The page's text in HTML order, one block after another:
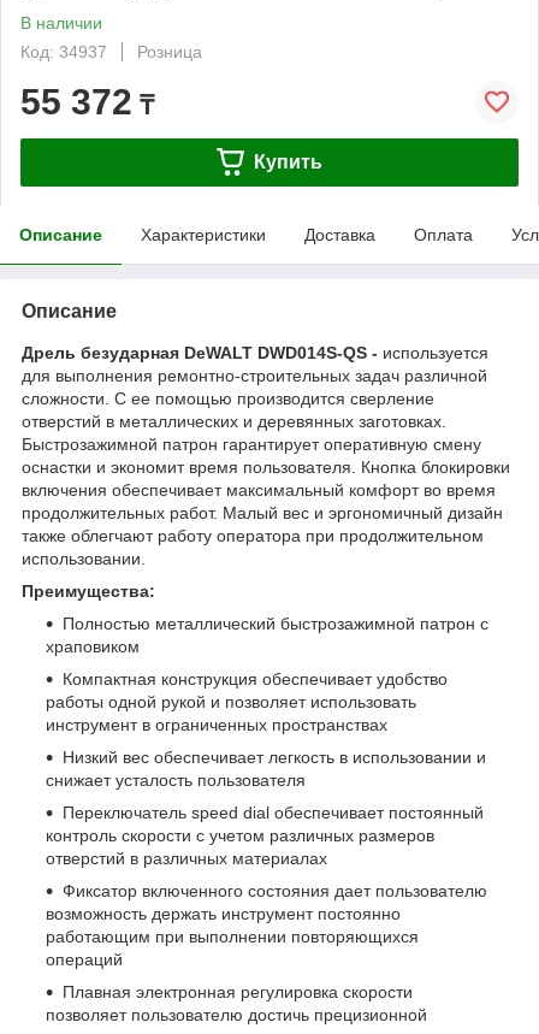
В наличии
Код: 34937
Розница
55 372 ₸
Купить
Описание Характеристики Доставка Оплата
Описание
Дрель безударная DeWALT DWD014S-QS - используется
для выполнения ремонтно-строительных задач различной
сложности. С ее помощью производится сверление
отверстий в металлических и деревянных заготовках.
Быстрозажимной патрон гарантирует оперативную смену
оснастки и экономит время пользователя. Кнопка блокировки
включения обеспечивает максимальный комфорт во время
продолжительных работ. Малый вес и эргономичный дизайн
также облегчают работу оператора при продолжительном
использовании.
Преимущества:
Полностью металлический быстрозажимной патрон с
храповиком
Компактная конструкция обеспечивает удобство
работы одной рукой и позволяет использовать
инструмент в ограниченных пространствах
Низкий вес обеспечивает легкость в использовании и
снижает усталость пользователя
Переключатель speed dial обеспечивает постоянный
контроль скорости с учетом различных размеров
отверстий в различных материалах
Фиксатор включенного состояния дает пользователю
возможность держать инструмент постоянно
работающим при выполнении повторяющихся
операций
Плавная электронная регулировка скорости
позволяет пользователю достичь прецизионной